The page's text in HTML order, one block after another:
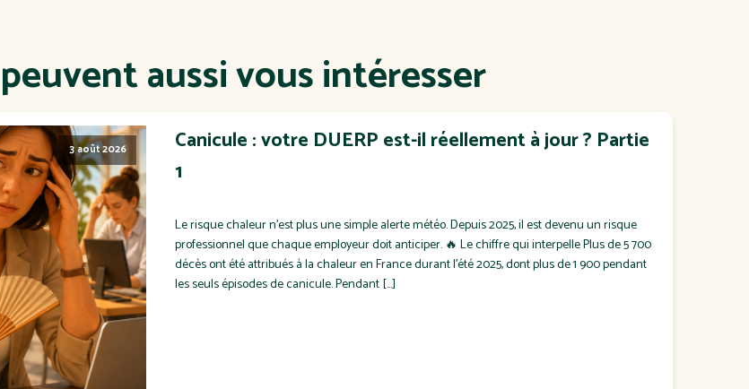
aussi vous intéresser
3 août 2026
Canicule : votre DUERP est-il réellement à jour ? Partie
1
Le risque chaleur n'est plus une simple alerte météo. Depuis 2025, il est devenu un risque
professionnel que chaque employeur doit anticiper. 🔥 Le chiffre qui interpelle Plus de 5 700
décès ont été attribués à la chaleur en France durant l'été 2025, dont plus de 1 900 pendant
les seuls épisodes de canicule. Pendant […]